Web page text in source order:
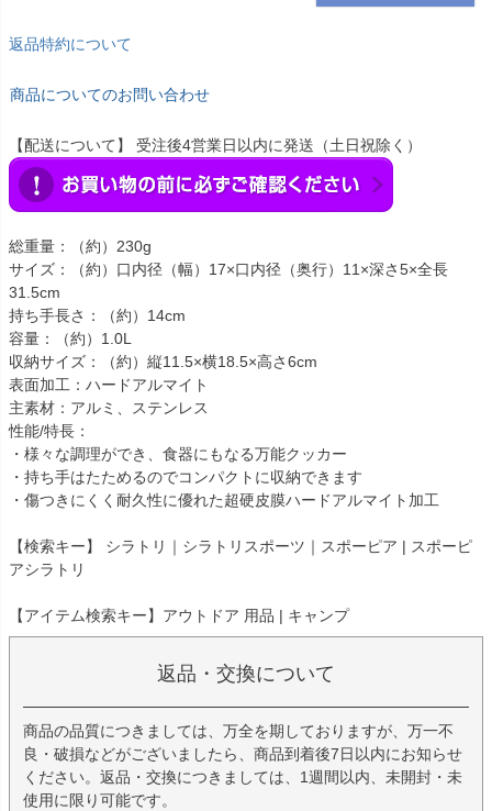
返品特約について
商品についてのお問い合わせ
【配送について】 受注後4営業日以内に発送（土日祝除く）
総重量：（約）230g
サイズ：（約）口内径（幅）17×口内径（奥行）11×深さ5×全長
31.5cm
持ち手長さ：（約）14cm
容量：（約）1.0L
収納サイズ：（約）縦11.5×横18.5×高さ6cm
表面加工：ハードアルマイト
主素材：アルミ、ステンレス
性能/特長：
・様々な調理ができ、食器にもなる万能クッカー
・持ち手はたためるのでコンパクトに収納できます
・傷つきにくく耐久性に優れた超硬皮膜ハードアルマイト加工
【検索キー】 シラトリ｜シラトリスポーツ｜スポーピア | スポーピ
アシラトリ
【アイテム検索キー】アウトドア 用品 | キャンプ
返品・交換について
商品の品質につきましては、万全を期しておりますが、万一不
良・破損などがございましたら、商品到着後7日以内にお知らせ
ください。返品・交換につきましては、1週間以内、未開封・未
使用に限り可能です。